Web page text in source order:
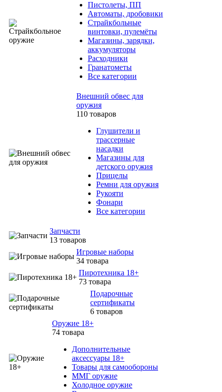
Пистолеты, ПП
Автоматы, дробовики
Страйкбольные
винтовки, пулемёты
Магазины, зарядки,
аккумуляторы
Расходники
Гранатометы
Все категории
Внешний обвес для
оружия
110 товаров
Глушители и
трассерные
насадки
Магазины для
детского оружия
Прицелы
Ремни для оружия
Рукояти
Фонари
Все категории
Запчасти
13 товаров
Игровые наборы
34 товара
Пиротехника 18+
73 товара
Подарочные
сертификаты
6 товаров
Оружие 18+
74 товара
Дополнительные
аксессуары 18+
Товары для самообороны
ММГ оружие
Холодное оружие